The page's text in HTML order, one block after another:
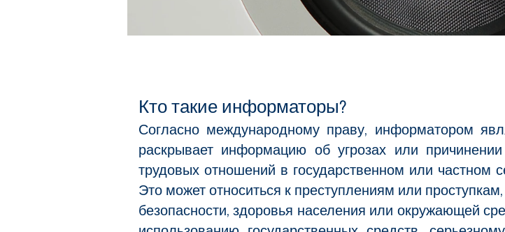
Кто такие информаторы?
Согласно международному праву, информатором
раскрывает информацию об угрозах или
трудовых отношений в государственном или частном
Это может относиться к преступлениям или
безопасности, здоровья населения или окружающей